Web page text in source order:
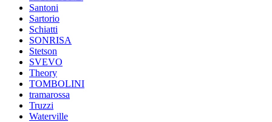
Santoni
Sartorio
Schiatti
SONRISA
Stetson
SVEVO
Theory
TOMBOLINI
tramarossa
Truzzi
Waterville